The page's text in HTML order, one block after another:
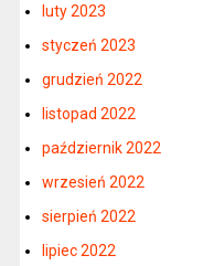
luty 2023
styczeń 2023
grudzień 2022
listopad 2022
październik 2022
wrzesień 2022
sierpień 2022
lipiec 2022